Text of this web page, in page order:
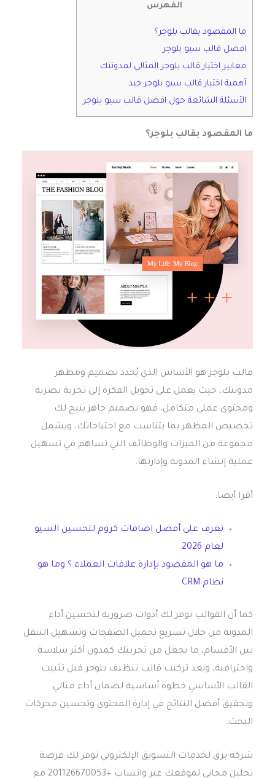
الفهرس
ما المقصود بقالب بلوجر؟
افضل قالب سيو بلوجر
معايير اختيار قالب بلوجر المثالي لمدونتك
أهمية اختيار قالب سيو بلوجر جيد
الأسئلة الشائعة حول افضل قالب سيو بلوجر
ما المقصود بقالب بلوجر؟
قالب بلوجر هو الأساس الذي يُحدد تصميم ومظهر
مدونتك، حيث يعمل على تحويل الفكرة إلى تجربة بصرية
ومحتوى عملي متكامل، فهو تصميم جاهز يتيح لك
تخصيص المظهر بما يتناسب مع احتياجاتك، ويشمل
مجموعة من الميزات والوظائف التي تساهم في تسهيل
عملية إنشاء المدونة وإدارتها.
أقرا أيضا:
تعرف على أفضل اضافات كروم لتحسين السيو
لعام 2026
ما هو المقصود بإدارة علاقات العملاء ؟ وما هو
نظام CRM
كما أن القوالب توفر لك أدوات ضرورية لتحسين أداء
المدونة من خلال تسريع تحميل الصفحات وتسهيل التنقل
بين الأقسام، ما يجعل من تجربتك كمدون أكثر سلاسة
واحترافية، ويعد تركيب قالب تنظيف بلوجر قبل تثبيت
القالب الأساسي خطوة أساسية لضمان أداء مثالي
وتحقيق أفضل النتائج في إدارة المحتوى وتحسين محركات
البحث.
شركة برق لخدمات التسويق الإلكتروني توفر لك فرصة
تحليل مجاني لموقعك عبر واتساب +201126670053 مع